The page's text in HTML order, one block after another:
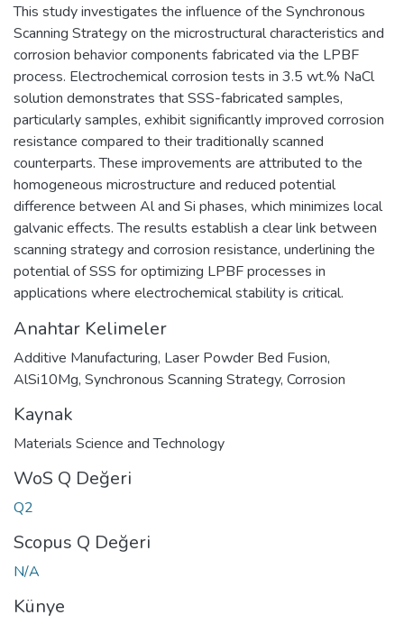
This study investigates the influence of the Synchronous
Scanning Strategy on the microstructural characteristics and
corrosion behavior components fabricated via the LPBF
process. Electrochemical corrosion tests in 3.5 wt.% NaCl
solution demonstrates that SSS-fabricated samples,
particularly samples, exhibit significantly improved corrosion
resistance compared to their traditionally scanned
counterparts. These improvements are attributed to the
homogeneous microstructure and reduced potential
difference between Al and Si phases, which minimizes local
galvanic effects. The results establish a clear link between
scanning strategy and corrosion resistance, underlining the
potential of SSS for optimizing LPBF processes in
applications where electrochemical stability is critical.
Anahtar Kelimeler
Additive Manufacturing, Laser Powder Bed Fusion,
AlSi10Mg, Synchronous Scanning Strategy, Corrosion
Kaynak
Materials Science and Technology
WoS Q Değeri
Q2
Scopus Q Değeri
N/A
Künye